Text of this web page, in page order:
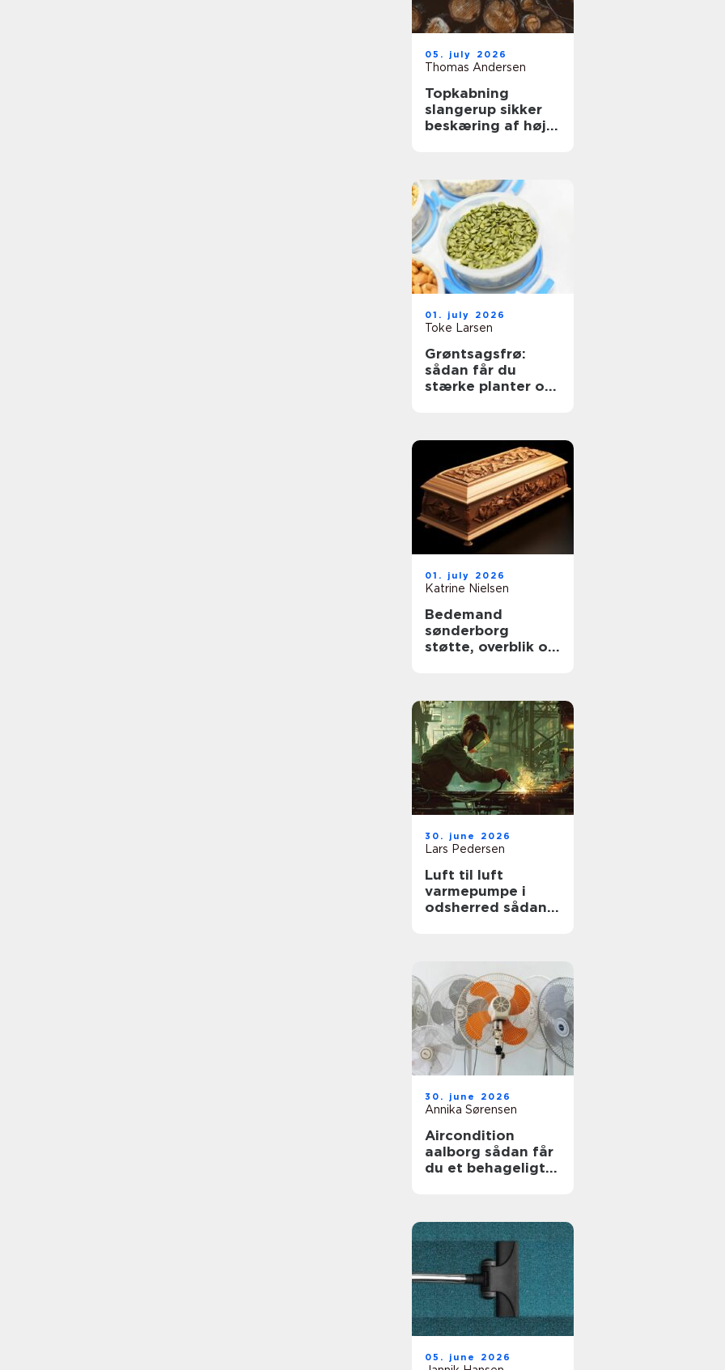
05. july 2026
Thomas Andersen
Topkabning
slangerup sikker
beskæring af høje
01. july 2026
Toke Larsen
Grøntsagsfrø:
sådan får du
stærke planter og
01. july 2026
Katrine Nielsen
Bedemand
sønderborg
støtte, overblik og
30. june 2026
Lars Pedersen
Luft til luft
varmepumpe i
odsherred sådan
30. june 2026
Annika Sørensen
Aircondition
aalborg sådan får
du et behageligt
05. june 2026